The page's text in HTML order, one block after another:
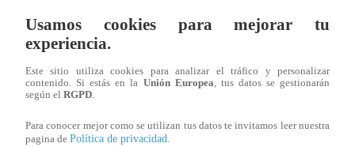
Congreso: proponen que el aumento del
salario presidencial se aplique desde 2026
Usamos cookies para mejorar tu
experiencia.
Este sitio utiliza cookies para analizar el tráfico y personalizar
contenido. Si estás en la Unión Europea , tus datos se gestionarán
según el RGPD
Para conocer mejor como se utilizan tus datos te invitamos leer nuestra
pagina de Política de privacidad